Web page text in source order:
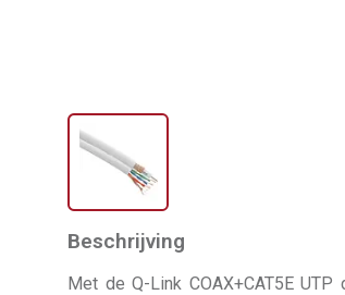
Beschrijving
Met de Q-Link COAX+CAT5E